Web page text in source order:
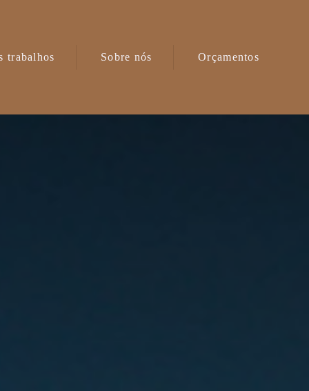
trabalhos Sobre nós Orçamentos